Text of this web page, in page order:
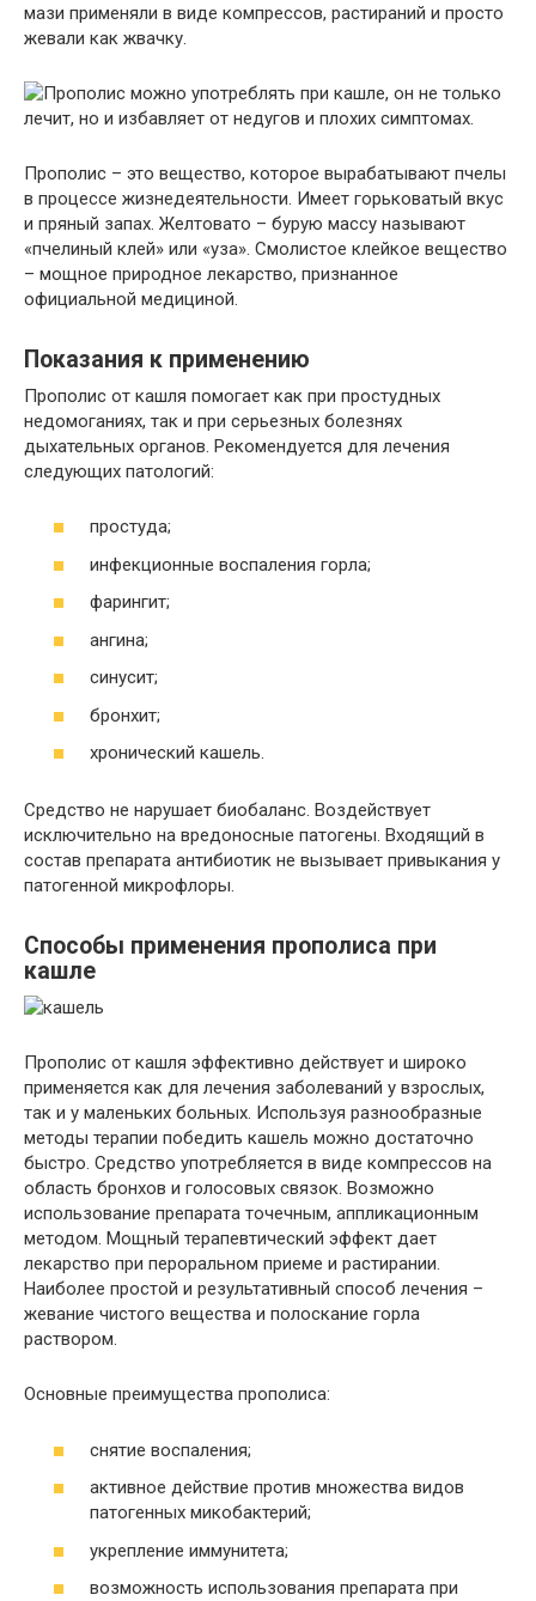
мази применяли в виде компрессов, растираний и просто
жевали как жвачку.
Прополис – это вещество, которое вырабатывают пчелы
в процессе жизнедеятельности. Имеет горьковатый вкус
и пряный запах. Желтовато – бурую массу называют
«пчелиный клей» или «уза». Смолистое клейкое вещество
– мощное природное лекарство, признанное
официальной медициной.
Показания к применению
Прополис от кашля помогает как при простудных
недомоганиях, так и при серьезных болезнях
дыхательных органов. Рекомендуется для лечения
следующих патологий:
простуда;
инфекционные воспаления горла;
фарингит;
ангина;
синусит;
бронхит;
хронический кашель.
Средство не нарушает биобаланс. Воздействует
исключительно на вредоносные патогены. Входящий в
состав препарата антибиотик не вызывает привыкания у
патогенной микрофлоры.
Способы применения прополиса при
кашле
Прополис от кашля эффективно действует и широко
применяется как для лечения заболеваний у взрослых,
так и у маленьких больных. Используя разнообразные
методы терапии победить кашель можно достаточно
быстро. Средство употребляется в виде компрессов на
область бронхов и голосовых связок. Возможно
использование препарата точечным, аппликационным
методом. Мощный терапевтический эффект дает
лекарство при пероральном приеме и растирании.
Наиболее простой и результативный способ лечения –
жевание чистого вещества и полоскание горла
раствором.
Основные преимущества прополиса:
снятие воспаления;
активное действие против множества видов
патогенных микобактерий;
укрепление иммунитета;
возможность использования препарата при